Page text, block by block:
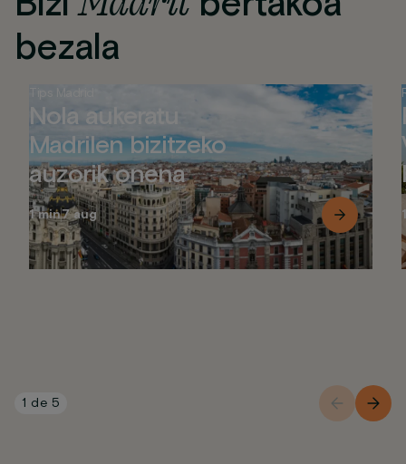
bezala
Tips Madrid
Nola aukeratu
Madrilen bizitzeko
auzorik onena
1 min7 aug
1 de 5